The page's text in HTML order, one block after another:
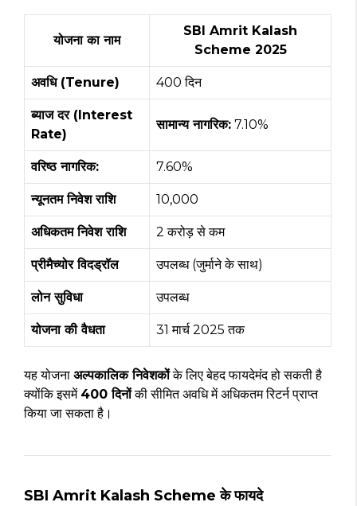
योजना का नाम
SBI Amrit Kalash
Scheme 2025
अवधि (Tenure) 400 दिन
ब्याज दर (Interest
Rate)
सामान्य नागरिक: 7.10%
वरिष्ठ नागरिक: 7.60%
न्यूनतम निवेश राशि ₹10,000
अधिकतम निवेश राशि ₹2 करोड़ से कम
प्रीमैच्योर विदड्रॉल उपलब्ध (जुर्माने के साथ)
लोन सुविधा उपलब्ध
योजना की वैधता 31 मार्च 2025 तक
यह योजना अल्पकालिक निवेशकोंके लिए बेहद फायदेमंद हो सकती है
क्योंकि इसमें 400 दिनोंकी सीमित अवधि में अधिकतम रिटर्न प्राप्त
किया जा सकता है।
SBI Amrit Kalash Scheme के फायदे